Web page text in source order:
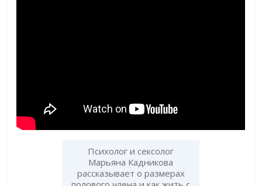
Психолог и сексолог
Марьяна Кадникова
рассказывает о размерах